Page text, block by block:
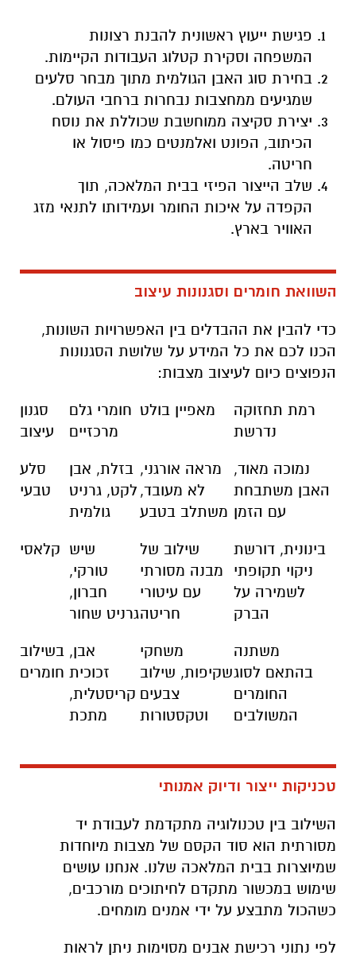
פגישת ייעוץ ראשונית להבנת רצונות
המשפחה וסקירת קטלוג העבודות הקיימות.
בחירת סוג האבן הגולמית מתוך מבחר סלעים
שמגיעים ממחצבות נבחרות ברחבי העולם.
יצירת סקיצה ממוחשבת שכוללת את נוסח
הכיתוב, הפונט ואלמנטים כמו פיסול או
חריטה.
שלב הייצור הפיזי בבית המלאכה, תוך
הקפדה על איכות החומר ועמידותו לתנאי מזג
האוויר בארץ.
השוואת חומרים וסגנונות עיצוב
כדי להבין את ההבדלים בין האפשרויות השונות,
הכנו לכם את כל המידע על שלושת הסגנונות
הנפוצים כיום לעיצוב מצבות:
רמת תחזוקה
נדרשת
מאפיין בולט חומרי גלם
מרכזיים
סגנון
עיצוב
נמוכה מאוד,
האבן משתבחת
עם הזמן
מראה אורגני,
לא מעובד,
משתלב בטבע
בזלת, אבן
לקט, גרניט
גולמית
סלע
טבעי
בינונית, דורשת
ניקוי תקופתי
לשמירה על
הברק
שילוב של
מבנה מסורתי
עם עיטורי
חריטה
שיש
טורקי,
חברון,
גרניט שחור
קלאסי
משתנה
בהתאם לסוג
החומרים
המשולבים
משחקי
שקיפות, שילוב
צבעים
וטקסטורות
אבן,
זכוכית
קריסטלית,
מתכת
בשילוב
חומרים
טכניקות ייצור ודיוק אמנותי
השילוב בין טכנולוגיה מתקדמת לעבודת יד
מסורתית הוא סוד הקסם של מצבות מיוחדות
שמיוצרות בבית המלאכה שלנו. אנחנו עושים
שימוש במכשור מתקדם לחיתוכים מורכבים,
כשהכול מתבצע על ידי אמנים מומחים.
לפי נתוני רכישת אבנים מסוימות ניתן לראות